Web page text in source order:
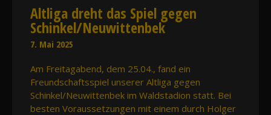
Altliga dreht das Spiel gegen
Schinkel/Neuwittenbek
7. Mai 2025
Am Freitagabend, dem 25.04., fand ein
Freundschaftsspiel unserer Altliga gegen
Schinkel/Neuwittenbek im Waldstadion statt. Bei
besten Voraussetzungen mit einem durch Holger